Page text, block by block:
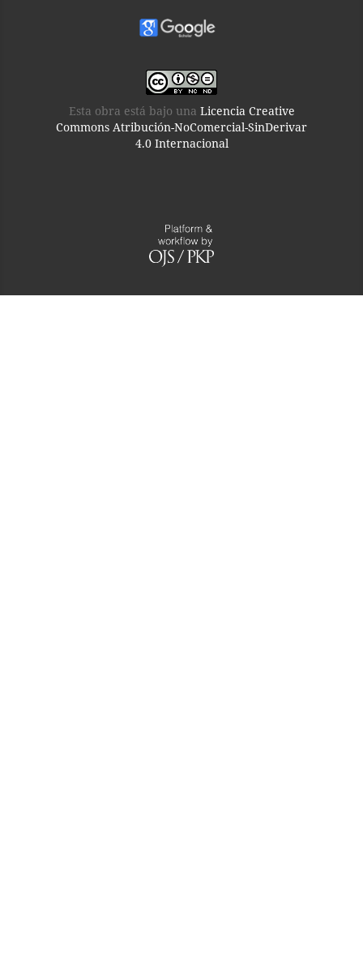
Esta obra está bajo una Licencia Creative
Commons Atribución-NoComercial-SinDerivar
4.0 Internacional